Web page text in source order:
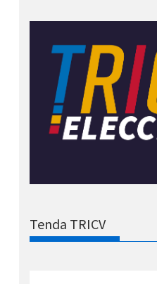
Tenda TRICV